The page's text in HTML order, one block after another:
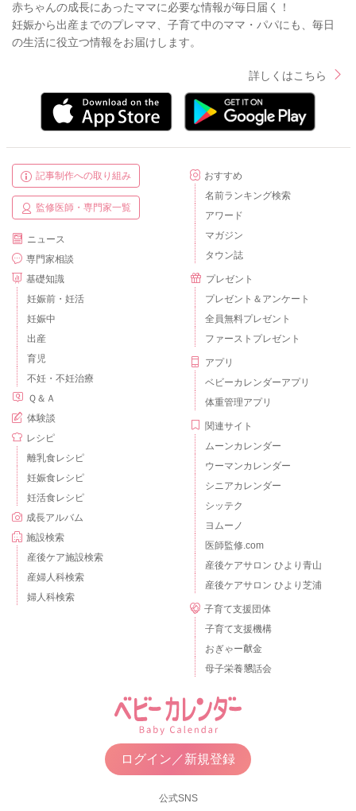
赤ちゃんの成長にあったママに必要な情報が毎日届く！
妊娠から出産までのプレママ、子育て中のママ・パパにも、毎日
の生活に役立つ情報をお届けします。
詳しくはこちら
記事制作への取り組み
監修医師・専門家一覧
ニュース
専門家相談
基礎知識
妊娠前・妊活
妊娠中
出産
育児
不妊・不妊治療
Ｑ＆Ａ
体験談
レシピ
離乳食レシピ
妊娠食レシピ
妊活食レシピ
成長アルバム
施設検索
産後ケア施設検索
産婦人科検索
婦人科検索
おすすめ
名前ランキング検索
アワード
マガジン
タウン誌
プレゼント
プレゼント＆アンケート
全員無料プレゼント
ファーストプレゼント
アプリ
ベビーカレンダーアプリ
体重管理アプリ
関連サイト
ムーンカレンダー
ウーマンカレンダー
シニアカレンダー
シッテク
ヨムーノ
医師監修.com
産後ケアサロン ひより青山
産後ケアサロン ひより芝浦
子育て支援団体
子育て支援機構
おぎゃー献金
母子栄養懇話会
ログイン／新規登録
公式SNS